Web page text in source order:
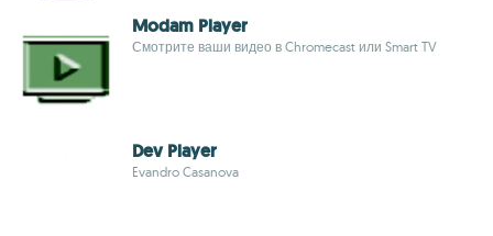
Modam Player
Смотрите ваши видео в Chromecast или Smart TV
Dev Player
Evandro Casanova